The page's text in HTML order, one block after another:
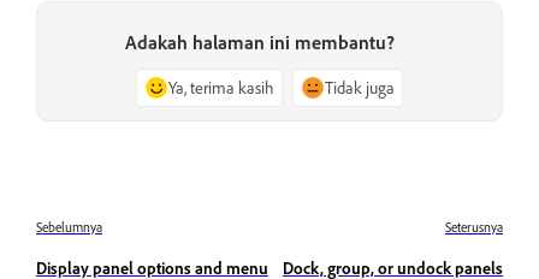
Adakah halaman ini membantu?
Ya, terima kasih Tidak juga
Sebelumnya
Display panel options and menu
Seterusnya
Dock, group, or undock panels